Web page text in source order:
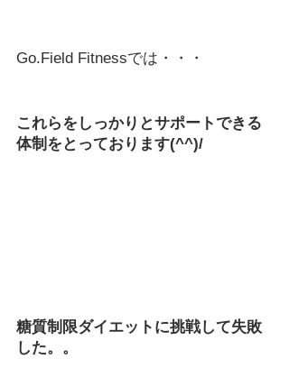
Go.Field Fitnessでは・・・
これらをしっかりとサポートできる
体制をとっております(^^)/
糖質制限ダイエットに挑戦して失敗
した。。